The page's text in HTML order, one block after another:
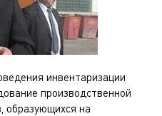
инвентаризации
производственной
образующихся на